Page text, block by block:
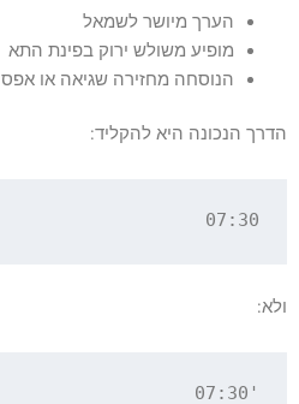
הערך מיושר לשמאל
מופיע משולש ירוק בפינת התא
הנוסחה מחזירה שגיאה או אפס
הדרך הנכונה היא להקליד:
07:30
ולא:
'07:30